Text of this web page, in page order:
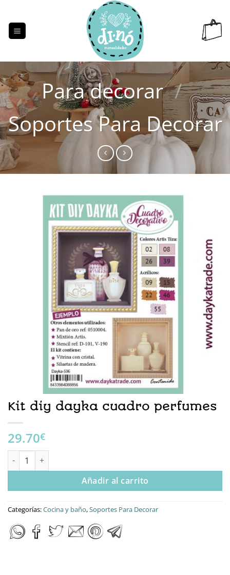
contenido
Para decorar /
Soportes Para Decorar
Kit diy dayka cuadro perfumes
29.70€
Kit diy dayka cuadro perfumes cantidad
Añadir al carrito
Categorías:Cocina y baño,Soportes Para Decorar